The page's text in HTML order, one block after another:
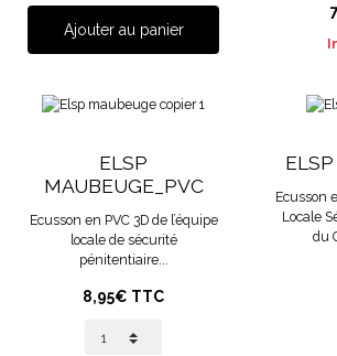
Ajouter au panier
ELSP
MAUBEUGE_PVC
Ecusson en PVC 3D de l’équipe
locale de sécurité
pénitentiaire...
8,95€ TTC
Ecusson
Locale
du